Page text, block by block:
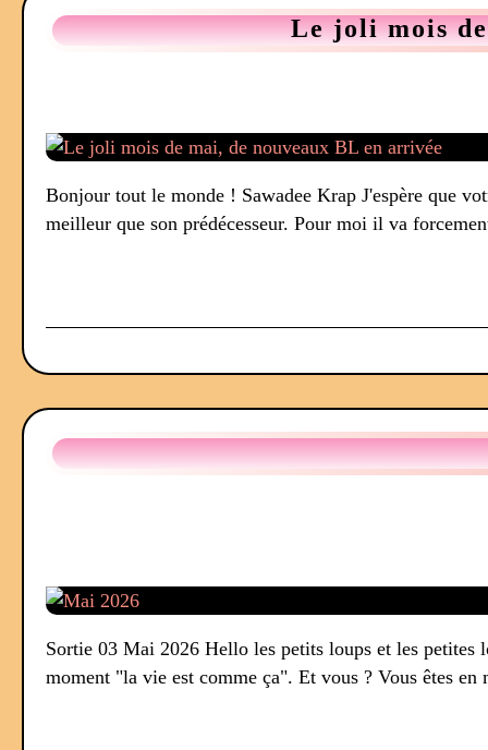
Le joli mois
Bonjour tout le monde ! Sawadee Krap J'espère que
meilleur que son prédécesseur. Pour moi il va
Sortie 03 Mai 2026 Hello les petits loups et les
moment "la vie est comme ça". Et vous ? Vous êtes